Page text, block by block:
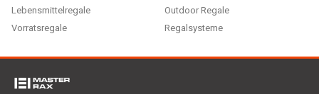
Lebensmittelregale
Vorratsregale
Outdoor Regale
Regalsysteme